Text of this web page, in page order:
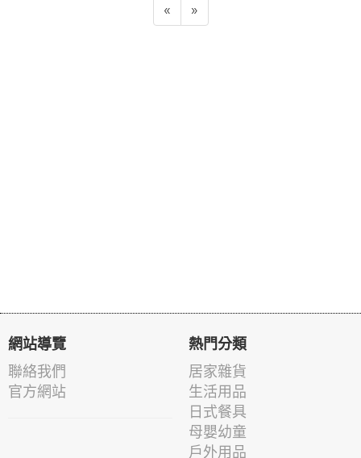
« »
網站導覽
聯絡我們
官方網站
熱門分類
居家雜貨
生活用品
日式餐具
母嬰幼童
戶外用品